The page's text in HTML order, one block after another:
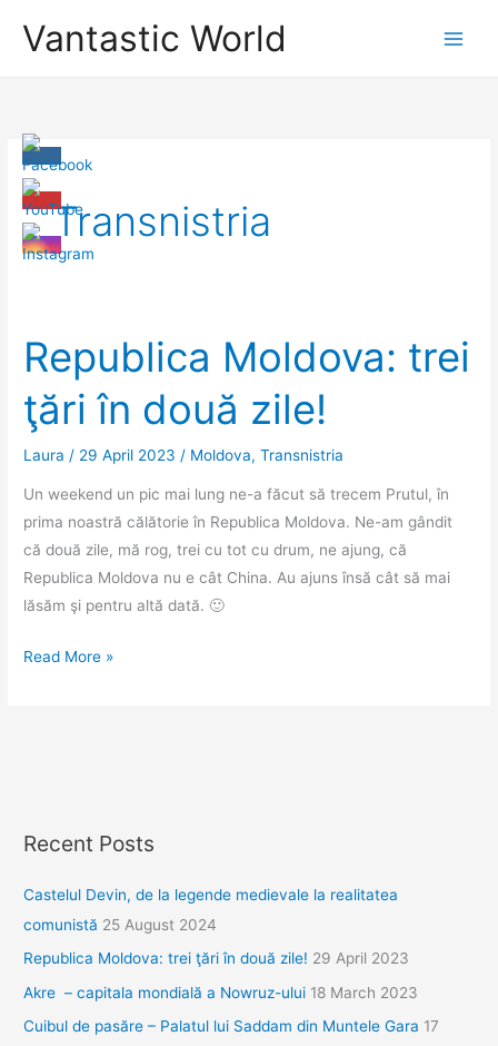
Vantastic World
Transnistria
Republica Moldova: trei
ţări în două zile!
Laura / 29 April 2023 / Moldova,Transnistria
Un weekend un pic mai lung ne-a făcut să trecem Prutul, în
prima noastră călătorie în Republica Moldova. Ne-am gândit
că două zile, mă rog, trei cu tot cu drum, ne ajung, că
Republica Moldova nu e cât China. Au ajuns însă cât să mai
lăsăm şi pentru altă dată. 🙂
Republica
Read More »
Recent Posts
Castelul Devin, de la legende medievale la realitatea
comunistă 25 August 2024
Republica Moldova: trei ţări în două zile! 29 April 2023
Akre – capitala mondială a Nowruz-ului 18 March 2023
Cuibul de pasăre – Palatul lui Saddam din Muntele Gara 17